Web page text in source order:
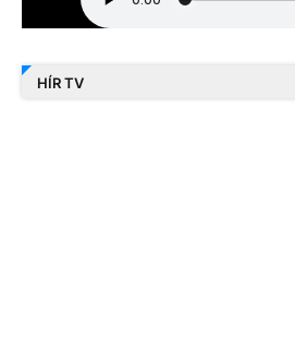
HÍR TV